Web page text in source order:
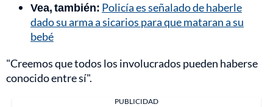
Vea, también: Policía es señalado de haberle
dado su arma a sicarios para que mataran a su
bebé
"Creemos que todos los involucrados pueden haberse
conocido entre sí".
PUBLICIDAD